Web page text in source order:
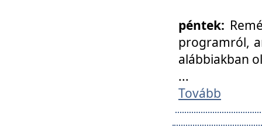
péntek:
programról,
alábbiakban
...
Tovább